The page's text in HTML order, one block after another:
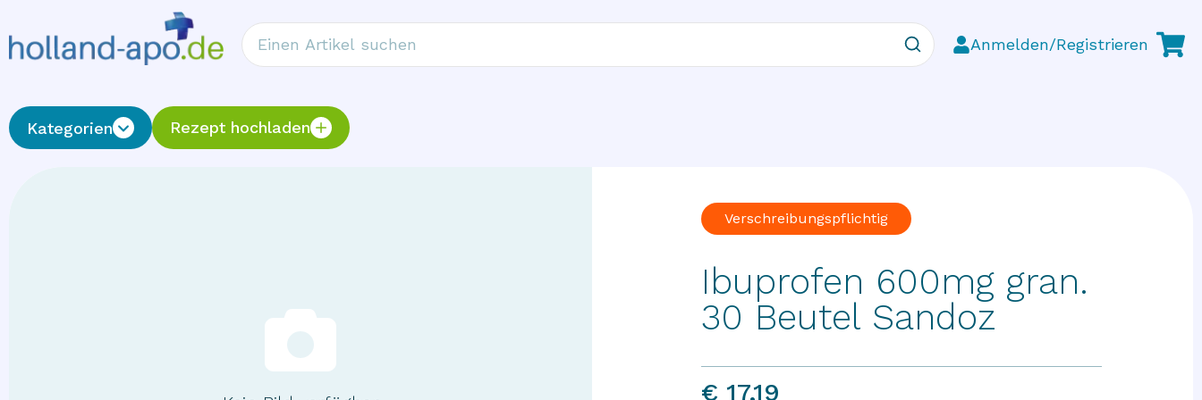
Anmelden/Registrieren
Kategorien Rezept hochladen
Verschreibungspflichtig
Ibuprofen 600mg gran.
30 Beutel Sandoz
€ 17,19